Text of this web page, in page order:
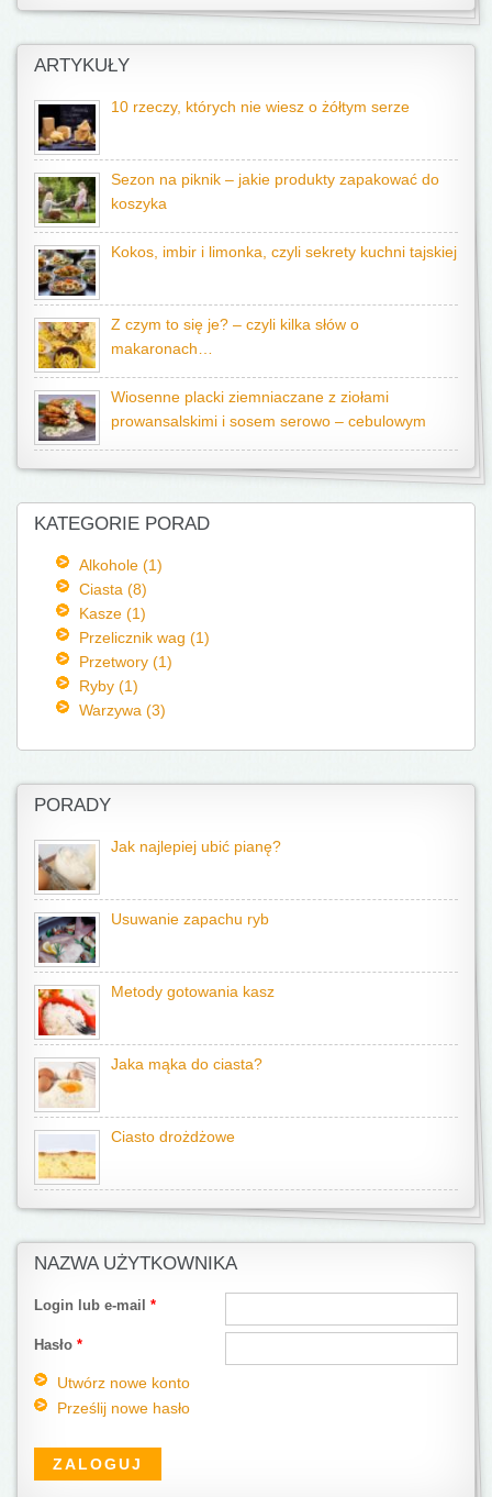
ARTYKUŁY
10 rzeczy, których nie wiesz o żółtym serze
Sezon na piknik – jakie produkty zapakować do
koszyka
Kokos, imbir i limonka, czyli sekrety kuchni tajskiej
Z czym to się je? – czyli kilka słów o
makaronach…
Wiosenne placki ziemniaczane z ziołami
prowansalskimi i sosem serowo – cebulowym
KATEGORIE PORAD
Alkohole (1)
Ciasta (8)
Kasze (1)
Przelicznik wag (1)
Przetwory (1)
Ryby (1)
Warzywa (3)
PORADY
Jak najlepiej ubić pianę?
Usuwanie zapachu ryb
Metody gotowania kasz
Jaka mąka do ciasta?
Ciasto drożdżowe
NAZWA UŻYTKOWNIKA
Login lub e-mail *
Hasło *
Utwórz nowe konto
Prześlij nowe hasło